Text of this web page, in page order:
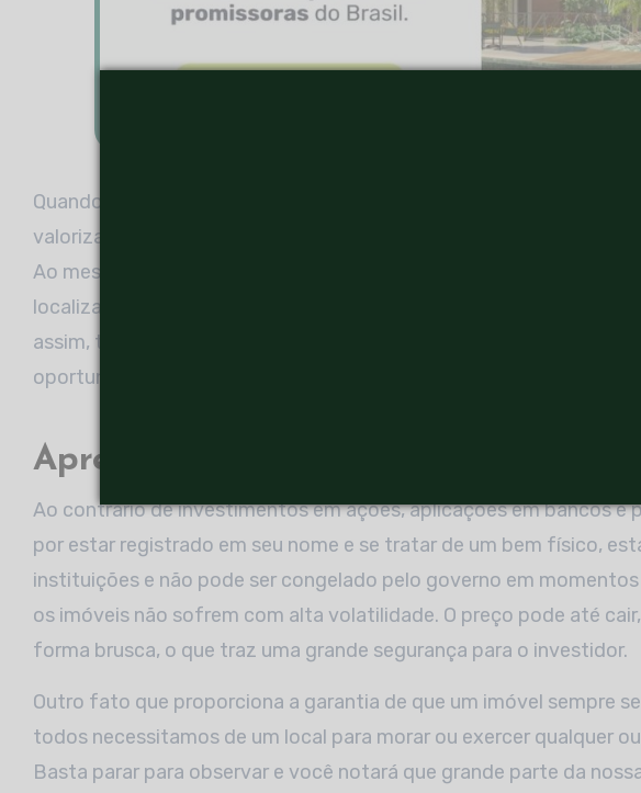
Quando falamos de capitais, toda a cidade já tem potencial de
valorização. No entanto, bairros adjacentes à região central
Ao mesmo tempo que mantêm o morador longe do movimento de
localização permite que comércios e serviços continuem a uma
assim, tornam-se bastante procurados, aumentando,
oportunidade alugar ou vender futuramente.
Apresenta menores riscos que
Ao contrário de investimentos em ações, aplicações em bancos e
por estar registrado em seu nome e se tratar de um bem físico,
instituições e não pode ser congelado pelo governo em momentos
os imóveis não sofrem com alta volatilidade. O preço pode até
forma brusca, o que traz uma grande segurança para o investidor.
Outro fato que proporciona a garantia de que um imóvel sempre
todos necessitamos de um local para morar ou exercer qualquer
Basta parar para observar e você notará que grande parte da